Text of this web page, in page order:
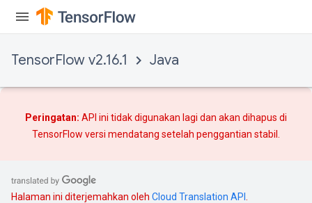
TensorFlow v2.16.1 Java
Peringatan: API ini tidak digunakan lagi dan akan dihapus di
TensorFlow versi mendatang setelah penggantian stabil.
Halaman ini diterjemahkan oleh Cloud Translation API